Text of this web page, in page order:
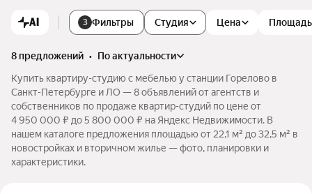
AI 3 Фильтры Студия Цена Площадь
8 предложений •
по актуальности
Купить квартиру-студию с мебелью у станции Горелово в
Санкт-Петербурге и ЛО — 8 объявлений от агентств и
собственников по продаже квартир-студий по цене от
4 950 000 ₽ до 5 800 000 ₽ на Яндекс Недвижимости. В
нашем каталоге предложения площадью от 22,1 м² до 32,5 м² в
новостройках и вторичном жилье — фото, планировки и
характеристики.